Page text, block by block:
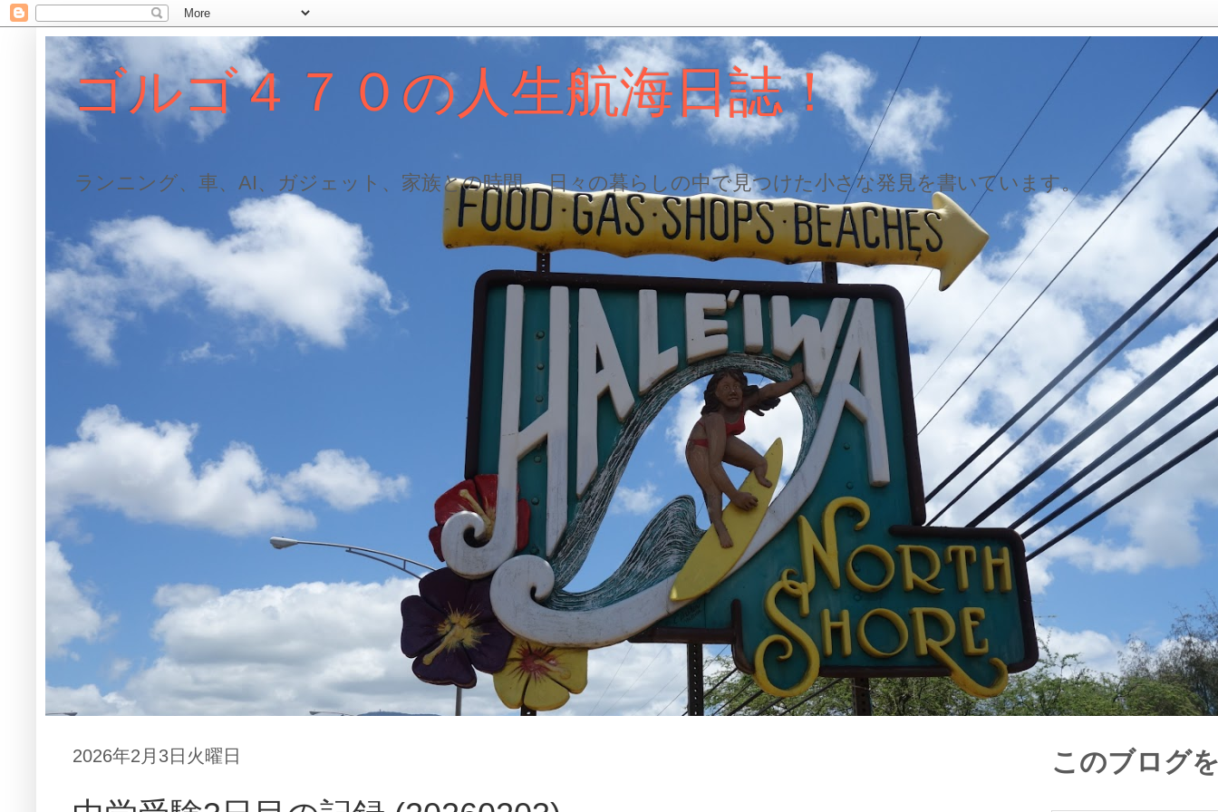
ゴルゴ４７０の人生航海日誌！
ランニング、車、AI、ガジェット、家族との時間。 日々の暮らしの中で見つけた小さな発見を書いています。
2026年2月3日火曜日 このブログ